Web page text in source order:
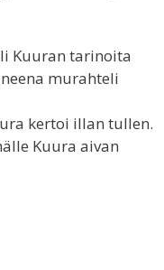
Kuuran tarinoita
murahteli
kertoi illan tullen.
Kuura aivan